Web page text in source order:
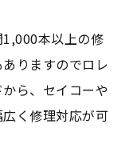
本以上の修
りますのでロレ
ら、セイコーや
く修理対応が可